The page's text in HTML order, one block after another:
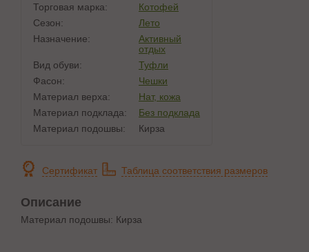
Торговая марка:
Котофей
Сезон:
Лето
Назначение:
Активный
отдых
Вид обуви:
Туфли
Фасон:
Чешки
Материал верха:
Нат, кожа
Материал подклада:
Без подклада
Материал подошвы:
Кирза
Сертификат Таблица соответствия размеров
Описание
Материал подошвы: Кирза